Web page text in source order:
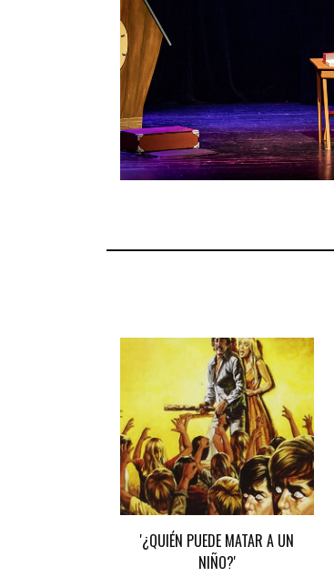
'¿QUIÉN PUEDE MATAR A UN
NIÑO?'